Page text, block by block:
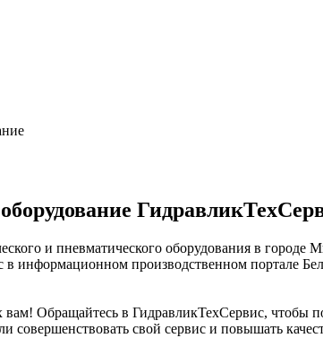
и пневматического оборудования в
информационном производственном портале
Обращайтесь в ГидравликТехСервис, чтобы
свой сервис и повышать